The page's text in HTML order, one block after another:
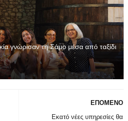
γνώρισαν τη Σάμο μέσα από ταξίδι
ΕΠΟΜΕΝΟ
Εκατό νέες υπηρεσίες θα